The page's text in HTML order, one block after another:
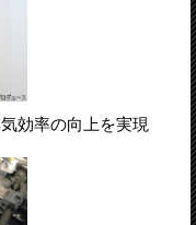
効率の向上を実現